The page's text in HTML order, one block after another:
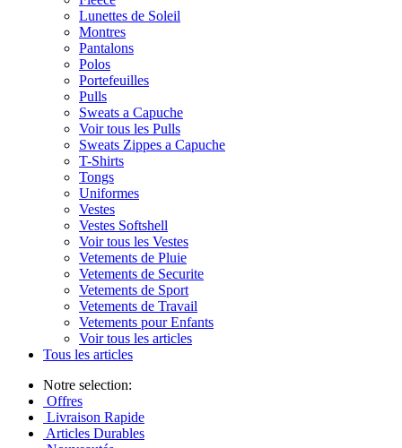
Lunettes de Soleil
Montres
Pantalons
Polos
Portefeuilles
Pulls
Sweats a Capuche
Voir tous les Pulls
Sweats Zippes a Capuche
T-Shirts
Tongs
Uniformes
Vestes
Vestes Softshell
Voir tous les Vestes
Vetements de Pluie
Vetements de Securite
Vetements de Sport
Vetements de Travail
Vetements pour Enfants
Voir tous les articles
Tous les articles
Notre selection:
Offres
Livraison Rapide
Articles Durables